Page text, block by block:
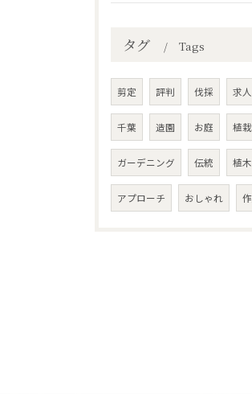
タグ Tags
剪定 評判 伐採 求人
千葉 造園 お庭 植栽
ガーデニング 伝統 植木
アプローチ おしゃれ